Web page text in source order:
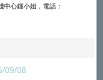
心鍾小姐，電話：
09/08